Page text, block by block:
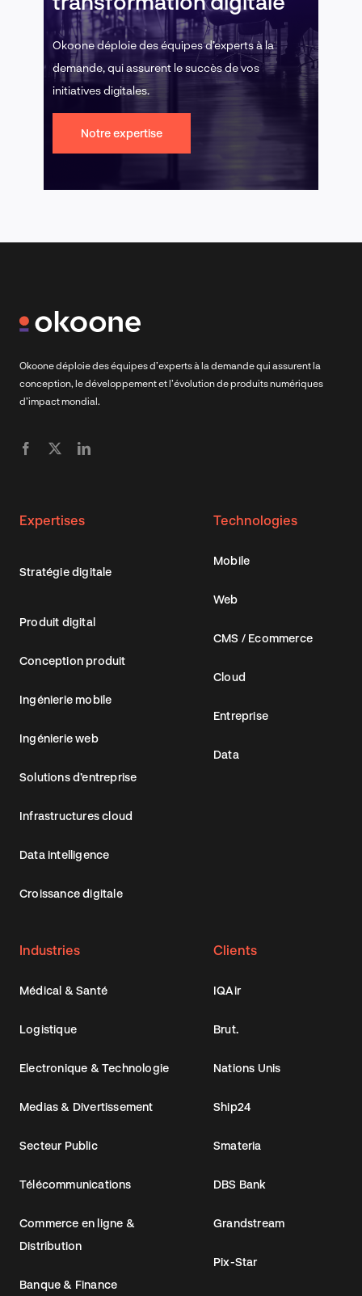
Okoone déploie des équipes d’experts à la
demande, qui assurent le succès de vos
initiatives digitales.
Notre expertise
Okoone déploie des équipes d’experts à la demande qui assurent la
conception, le développement et l’évolution de produits numériques
d’impact mondial.
Expertises
Stratégie digitale
Produit digital
Conception produit
Ingénierie mobile
Ingénierie web
Solutions d’entreprise
Infrastructures cloud
Data intelligence
Croissance digitale
Technologies
Mobile
Web
CMS / Ecommerce
Cloud
Entreprise
Data
Industries
Médical & Santé
Logistique
Electronique & Technologie
Medias & Divertissement
Secteur Public
Télécommunications
Commerce en ligne &
Distribution
Banque & Finance
Clients
IQAir
Brut.
Nations Unis
Ship24
Smateria
DBS Bank
Grandstream
Pix-Star